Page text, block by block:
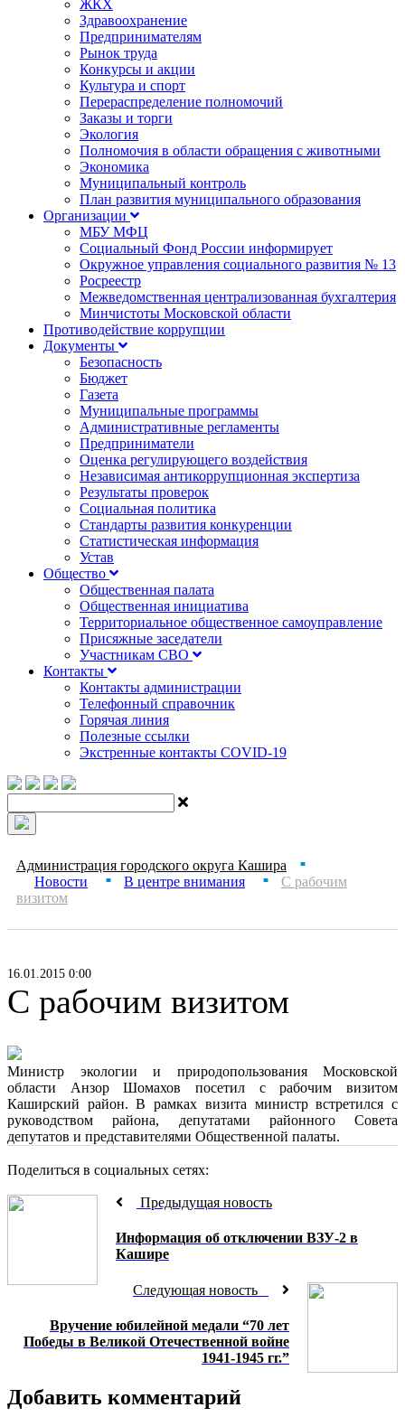
ЖКХ
Здравоохранение
Предпринимателям
Рынок труда
Конкурсы и акции
Культура и спорт
Перераспределение полномочий
Заказы и торги
Экология
Полномочия в области обращения с животными
Экономика
Муниципальный контроль
План развития муниципального образования
Организации
МБУ МФЦ
Социальный Фонд России информирует
Окружное управления социального развития № 13
Росреестр
Межведомственная централизованная бухгалтерия
Минчистоты Московской области
Противодействие коррупции
Документы
Безопасность
Бюджет
Газета
Муниципальные программы
Административные регламенты
Предприниматели
Оценка регулирующего воздействия
Независимая антикоррупционная экспертиза
Результаты проверок
Социальная политика
Стандарты развития конкуренции
Статистическая информация
Устав
Общество
Общественная палата
Общественная инициатива
Территориальное общественное самоуправление
Присяжные заседатели
Участникам СВО
Контакты
Контакты администрации
Телефонный справочник
Горячая линия
Полезные ссылки
Экстренные контакты COVID-19
Администрация городского округа Кашира ■
Новости ■ В центре внимания ■
С рабочим
визитом
16.01.2015 0:00
С рабочим визитом
Министр экологии и природопользования Московской
области Анзор Шомахов посетил с рабочим визитом
Каширский район. В рамках визита министр встретился с
руководством района, депутатами районного Совета
депутатов и представителями Общественной палаты.
Поделиться в социальных сетях:
Предыдущая новость
Информация об отключении ВЗУ-2 в
Кашире
Следующая новость
Вручение юбилейной медали “70 лет
Победы в Великой Отечественной войне
1941-1945 гг.”
Добавить комментарий